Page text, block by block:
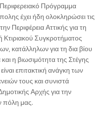
Πρόγραμμα
έχει ήδη ολοκληρώσει τις
Περιφέρεια Αττικής για τη
Συγκροτήματος
κατάλληλων για τη δια βίου
η βιωσιμότητα της Στέγης
επιτακτική ανάγκη των
τους και συνιστά
Αρχής για την
πόλη μας.